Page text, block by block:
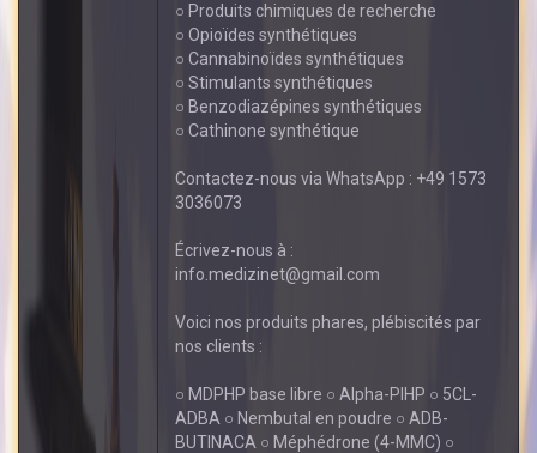
○ Produits chimiques de recherche
○ Opioïdes synthétiques
○ Cannabinoïdes synthétiques
○ Stimulants synthétiques
○ Benzodiazépines synthétiques
○ Cathinone synthétique
Contactez-nous via WhatsApp : +49 1573
3036073
Écrivez-nous à :
info.medizinet@gmail.com
Voici nos produits phares, plébiscités par
nos clients :
○ MDPHP base libre ○ Alpha-PIHP ○ 5CL-
ADBA ○ Nembutal en poudre ○ ADB-
BUTINACA ○ Méphédrone (4-MMC) ○